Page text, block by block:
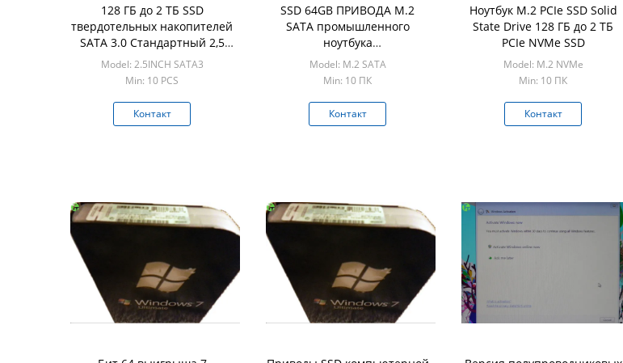
128 ГБ до 2 ТБ SSD
твердотельных накопителей
SATA 3.0 Стандартный 2,5
"SATA SSD
Model: 2.5INCH SATA3
Min: 10 PCS
Контакт
SSD 64GB ПРИВОДА M.2
SATA промышленного
ноутбука
ПОЛУПРОВОДНИКОВЫЙ к
2TB
Model: M.2 SATA
Min: 10 ПК
Контакт
Ноутбук M.2 PCIe SSD Solid
State Drive 128 ГБ до 2 ТБ
PCIe NVMe SSD
Model: M.2 NVMe
Min: 10 ПК
Контакт